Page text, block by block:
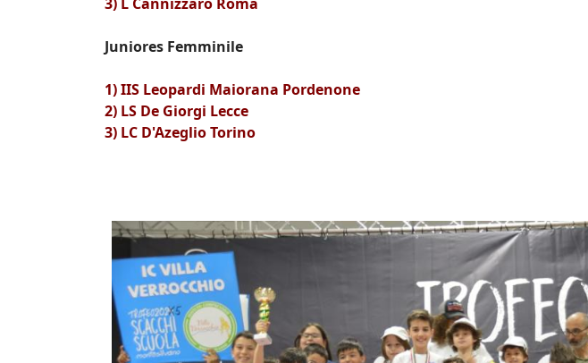
Juniores Femminile
1) IIS Leopardi Maiorana Pordenone
2) LS De Giorgi Lecce
3) LC D'Azeglio Torino